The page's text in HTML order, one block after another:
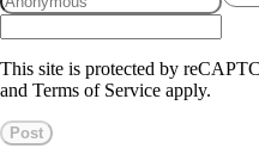
This site is protected by
and Terms of Service apply.
Post